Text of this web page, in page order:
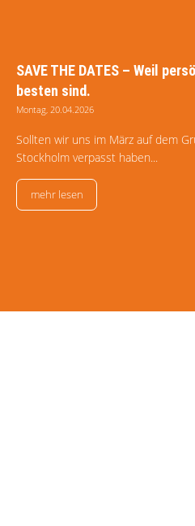
SAVE THE DATES – Weil
besten sind.
Montag, 20.04.2026
Sollten wir uns im März auf dem
Stockholm verpasst haben...
mehr lesen